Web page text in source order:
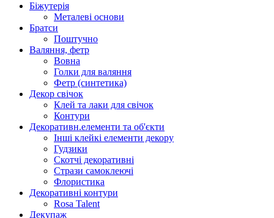
Біжутерія
Металеві основи
Братси
Поштучно
Валяння, фетр
Вовна
Голки для валяння
Фетр (синтетика)
Декор свічок
Клей та лаки для свічок
Контури
Декоративн.елементи та об'єкти
Інші клейкі елементи декору
Гудзики
Скотчі декоративні
Стрази самоклеючі
Флористика
Декоративні контури
Rosa Talent
Декупаж